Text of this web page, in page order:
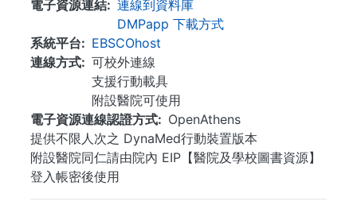
電子資源連結
連線到資料庫
DMPapp 下載方式
系統平台
EBSCOhost
連線方式
可校外連線
支援行動載具
附設醫院可使用
電子資源連線認證方式
OpenAthens
提供不限人次之 DynaMed行動裝置版本
附設醫院同仁請由院內 EIP【醫院及學校圖書資源】
登入帳密後使用